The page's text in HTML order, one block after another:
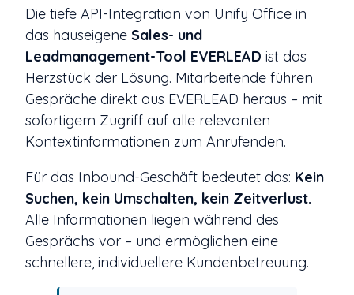
Die tiefe API-Integration von Unify Office in
das hauseigene Sales- und
Leadmanagement-Tool EVERLEAD ist das
Herzstück der Lösung. Mitarbeitende führen
Gespräche direkt aus EVERLEAD heraus – mit
sofortigem Zugriff auf alle relevanten
Kontextinformationen zum Anrufenden.
Für das Inbound-Geschäft bedeutet das: Kein
Suchen, kein Umschalten, kein Zeitverlust.
Alle Informationen liegen während des
Gesprächs vor – und ermöglichen eine
schnellere, individuellere Kundenbetreuung.